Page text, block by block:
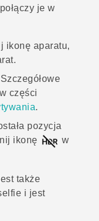
je w
ikonę aparatu,
.
części
.
pozycja
ikonę
w
także
i jest